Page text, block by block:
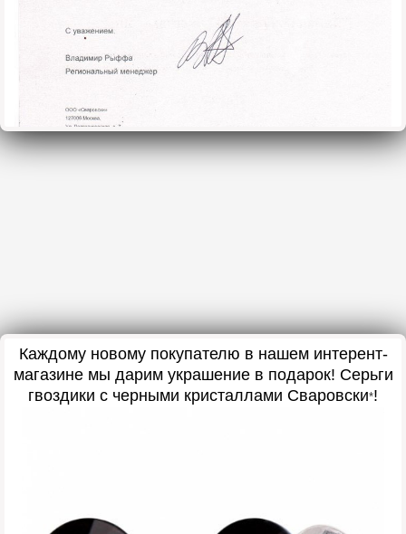
Каждому новому покупателю в нашем интерент-
магазине мы дарим украшение в подарок! Серьги
гвоздики с черными кристаллами Сваровски*!